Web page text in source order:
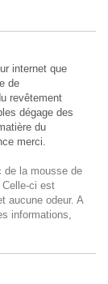
internet que
de
revêtement
dégage des
du
merci.
de la mousse de
ci est
aucune odeur. A
informations,